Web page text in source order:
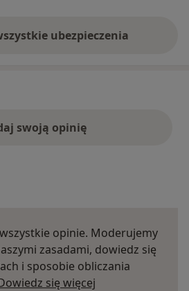
ubezpieczenia
swoją opinię
opinie. Moderujemy
zasadami, dowiedz się
i sposobie obliczania
się więcej